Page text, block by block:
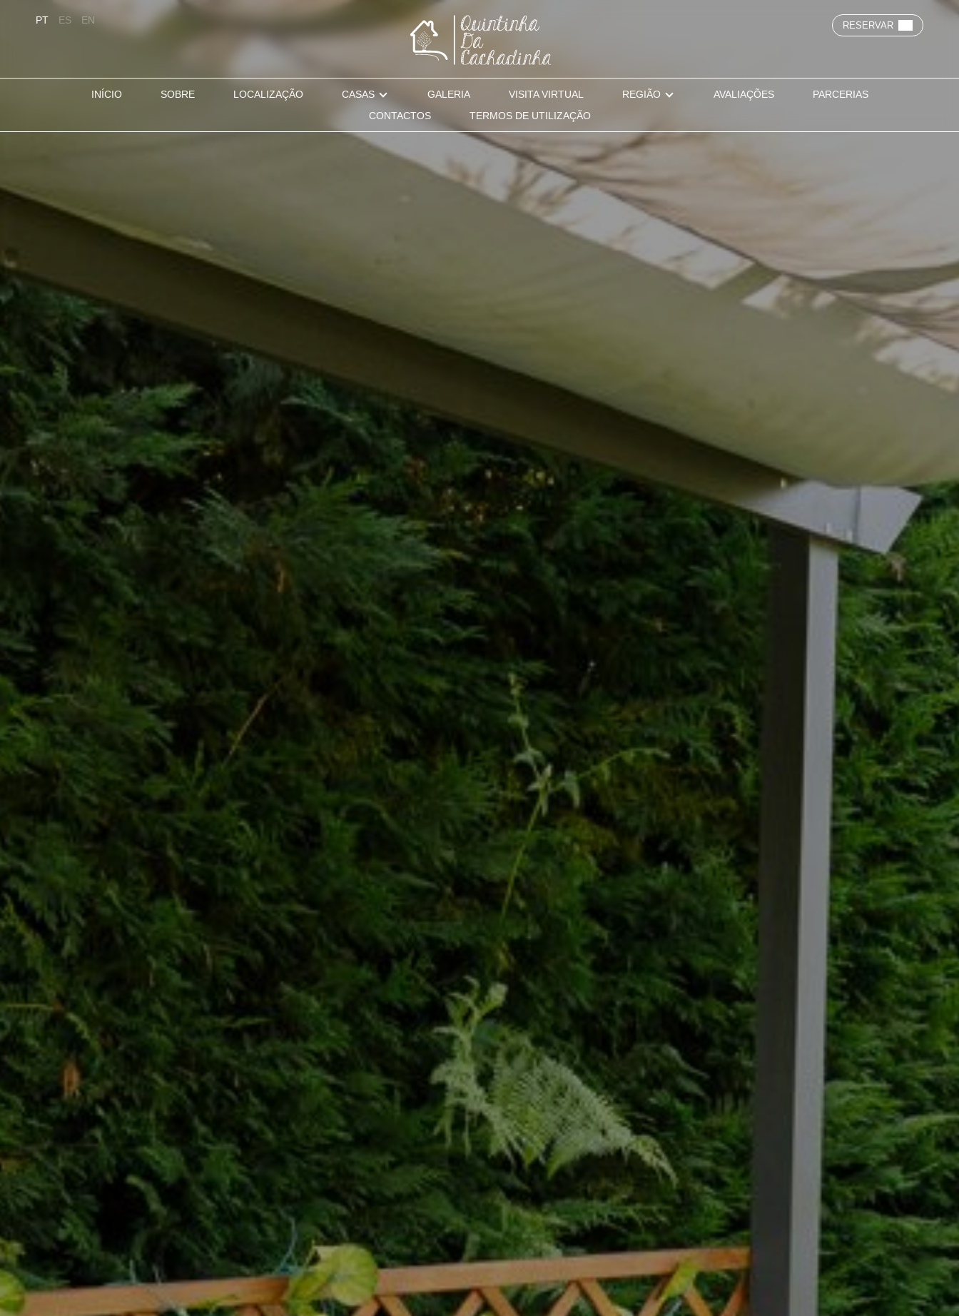
PT ES EN RESERVAR
INÍCIO SOBRE LOCALIZAÇÃO CASAS GALERIA VISITA VIRTUAL REGIÃO AVALIAÇÕES
PARCERIAS
CONTACTOS
TERMOS DE UTILIZAÇÃO